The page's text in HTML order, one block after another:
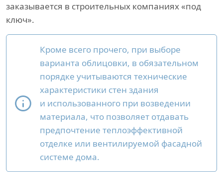
заказывается в строительных компаниях «под
ключ».
Кроме всего прочего, при выборе
варианта облицовки, в обязательном
порядке учитываются технические
характеристики стен здания
и использованного при возведении
материала, что позволяет отдавать
предпочтение теплоэффективной
отделке или вентилируемой фасадной
системе дома.